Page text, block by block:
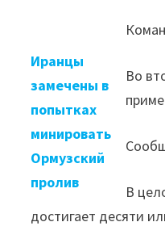
Иранцы
замечены в
попытках
минировать
Ормузский
пролив
Во
В
достигает десяти